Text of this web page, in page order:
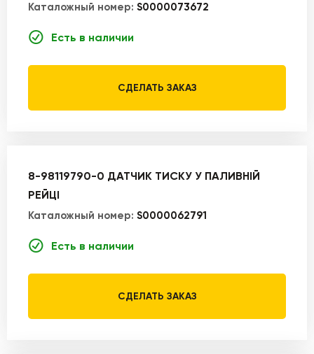
Каталожный номер: S0000073672
Есть в наличии
СДЕЛАТЬ ЗАКАЗ
8-98119790-0 ДАТЧИК ТИСКУ У ПАЛИВНІЙ
РЕЙЦІ
Каталожный номер: S0000062791
Есть в наличии
СДЕЛАТЬ ЗАКАЗ